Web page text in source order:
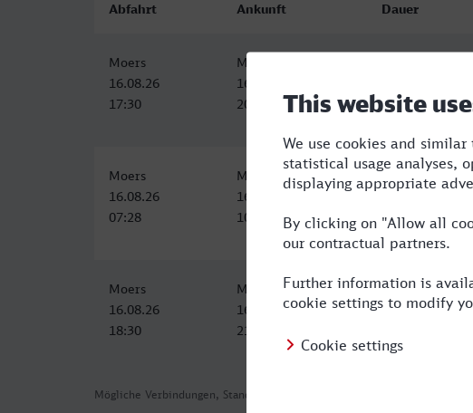
Mögliche Verbindungen, Stand: 2026-08-02 02:40
Abfahrt Ankunft Dauer
Moers
16.08.26
17:30
Mainz Hbf
16.08.26
20:18
Moers
16.08.26
07:28
Mainz Hbf
16.08.26
10:18
2:50
Moers
16.08.26
18:30
Mainz Hbf
16.08.26
21:42
3:12